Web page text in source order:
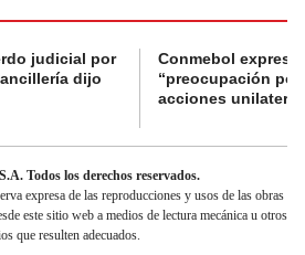
judicial por
dijo
Conmebol expresó
“preocupación
acciones
Todos los derechos reservados.
expresa de las reproducciones y usos de las obras
este sitio web a medios de lectura mecánica u otros
que resulten adecuados.